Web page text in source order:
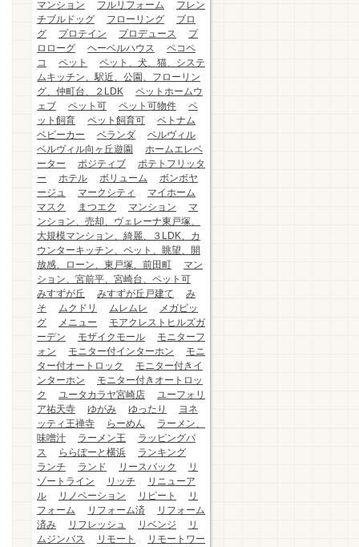
マンション フルリフォーム
フレン
チブルドッグ
フローリング
ブロ
グ
プロテイン プロデュース
プ
ロローグ
ヘーベルハウス
ペコペ
コ
ペット
ペット、犬、猫、システ
ムキッチン、駅近、公園、フローリン
グ、仲町台、２LDK
ペットホームウ
ェブ
ペット可 ペット可物件
ペ
ット飼育
ペット飼育可
ベトナム
ベビーカー
ベランダ
ベルヴィル
ベルヴィル向ヶ丘遊園
ホームエレベ
ーター
ポジティブ
ポテトフリッタ
ー
ホテル ボリューム
ボンボヤ
ージュ
マークシティ
マイホーム
マスク
まつエク マンション
マ
ンション、売却、ヴェレーナ東戸塚、
大規模マンション、綺麗、３LDK、カ
ウンターキッチン、ペット、眺望、開
放感、ローン、東戸塚、前田町
マン
ション、宮前平、宮崎台、ペット可
みすずが丘
みすずが丘戸建て
み
そ
ムクドリ ムレムレ
メガビッ
グ
メニュー
モアクレストヒルズガ
ーデン
モザイクモール
モニターフ
ォン
モニター付インターホン
モニ
ター付オートロック
モニター付きイ
ンターホン
モニター付きオートロッ
ク
ユータカラヤ宮崎店
ユーフォリ
ア祐天寺
ゆがみ ゆったり
ヨネ
ッティ王禅寺
らーめん
ラーメン、
味噌汁
ラーメン王
ラッピングバ
ス
ららぽーと横浜
ランキング
ランチ
ランド リースバック
リ
ゾートライン
リッチ
リニューア
ル
リノベーション リピート
リ
フォーム
リフォーム済
リフォーム
済み
リフレッシュ リベンジ
リ
ムジンバス
リモート
リモートワー